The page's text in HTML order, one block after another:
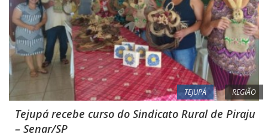
TEJUPÁ REGIÃO
Tejupá recebe curso do Sindicato Rural de Piraju
– Senar/SP